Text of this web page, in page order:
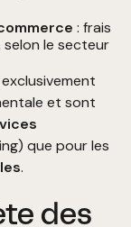
: frais
selon le secteur
et sont
que pour les
.
des